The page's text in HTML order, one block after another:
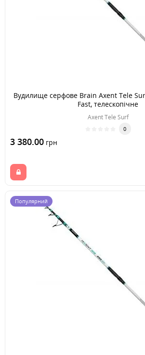
Вудилище серфове Brain Axent Tele
Fast, телескопічне
Axent Tele Surf
0
3 380.00 грн
Популярний